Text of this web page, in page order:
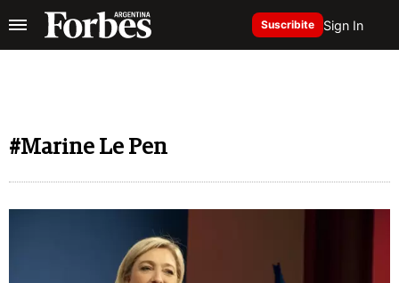
Suscribite Sign In
#Marine Le Pen